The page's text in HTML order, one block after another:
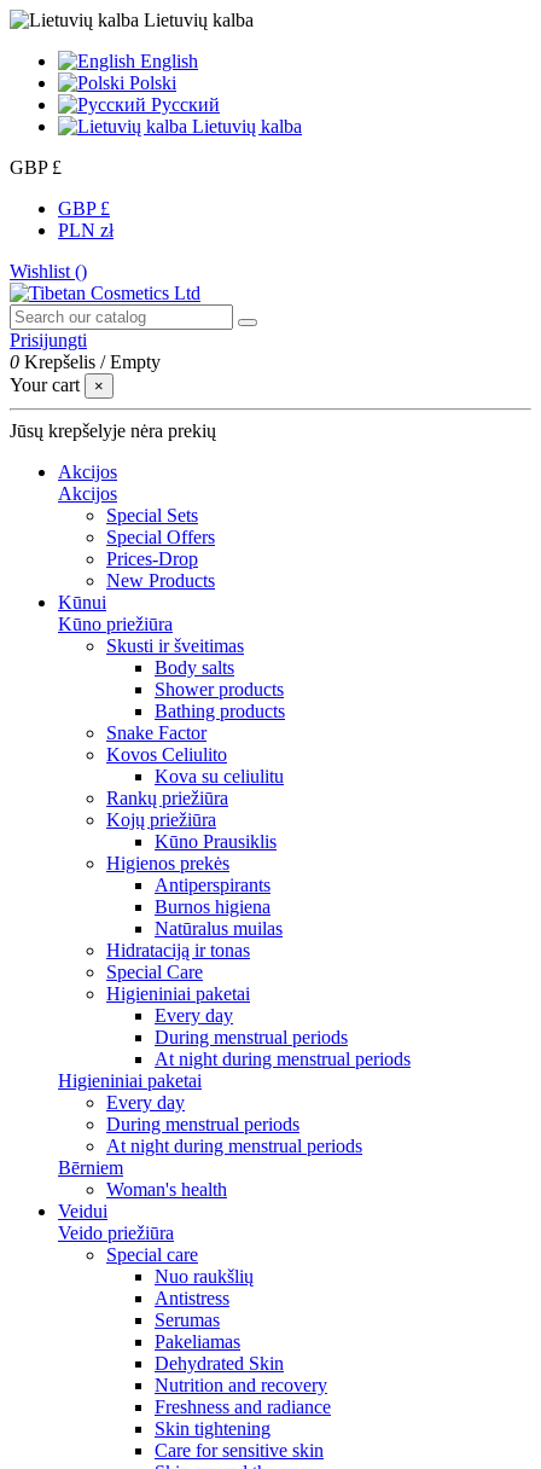
Lietuvių kalba
English
Polski
Русский
Lietuvių kalba
GBP £
GBP £
PLN zł
Wishlist ()
Prisijungti
0 Krepšelis /Empty
Your cart
×
Jūsų krepšelyje nėra prekių
Akcijos
Akcijos
Special Sets
Special Offers
Prices-Drop
New Products
Kūnui
Kūno priežiūra
Skusti ir šveitimas
Body salts
Shower products
Bathing products
Snake Factor
Kovos Celiulito
Kova su celiulitu
Rankų priežiūra
Kojų priežiūra
Kūno Prausiklis
Higienos prekės
Antiperspirants
Burnos higiena
Natūralus muilas
Hidrataciją ir tonas
Special Care
Higieniniai paketai
Every day
During menstrual periods
At night during menstrual periods
Higieniniai paketai
Every day
During menstrual periods
At night during menstrual periods
Bērniem
Woman's health
Veidui
Veido priežiūra
Special care
Nuo raukšlių
Antistress
Serumas
Pakeliamas
Dehydrated Skin
Nutrition and recovery
Freshness and radiance
Skin tightening
Care for sensitive skin